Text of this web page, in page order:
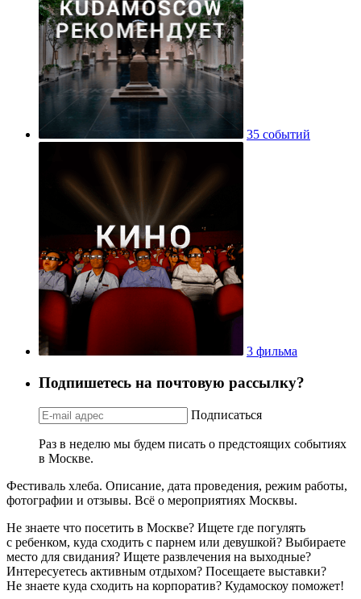
35 событий
3 фильма
Подпишетесь на почтовую рассылку?
Подписаться
Раз в неделю мы будем писать о предстоящих событиях
в Москве.
Фестиваль хлеба. Описание, дата проведения, режим работы,
фотографии и отзывы. Всё о мероприятиях Москвы.
Не знаете что посетить в Москве? Ищете где погулять
с ребенком, куда сходить с парнем или девушкой? Выбираете
место для свидания? Ищете развлечения на выходные?
Интересуетесь активным отдыхом? Посещаете выставки?
Не знаете куда сходить на корпоратив? Кудамоскоу поможет!